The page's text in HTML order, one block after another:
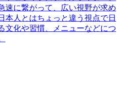
速に繋がって、広い視野が求め
本人とはちょっと違う視点で日
文化や習慣、メニューなどにつ